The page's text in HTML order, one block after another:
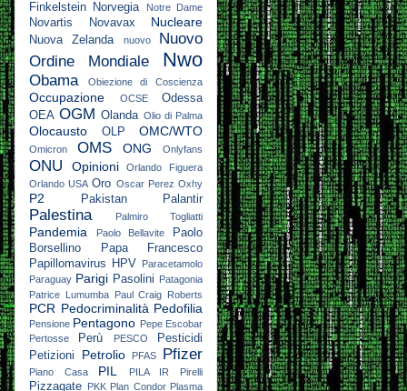
Finkelstein
Norvegia Notre Dame
Novartis Novavax Nucleare
Nuova Zelanda nuovo
Nuovo
Ordine Mondiale
Nwo
Obama Obiezione di Coscienza
Occupazione OCSE
Odessa
OEA OGM Olanda Olio di Palma
Olocausto OLP OMC/WTO
Omicron OMS ONG Onlyfans
ONU Opinioni
Orlando Figuera
Orlando USA Oro Oscar Perez Oxhy
P2 Pakistan Palantir
Palestina Palmiro Togliatti
Pandemia Paolo Bellavite
Paolo
Borsellino
Papa Francesco
Papillomavirus HPV
Paracetamolo
Paraguay Parigi Pasolini Patagonia
Patrice Lumumba
Paul Craig Roberts
PCR Pedocriminalità Pedofilia
Pensione Pentagono Pepe Escobar
Pertosse
Perù PESCO
Pesticidi
Petizioni
Petrolio PFAS Pfizer
Piano Casa PIL PILA IR Pirelli
Pizzagate PKK Plan Condor Plasma